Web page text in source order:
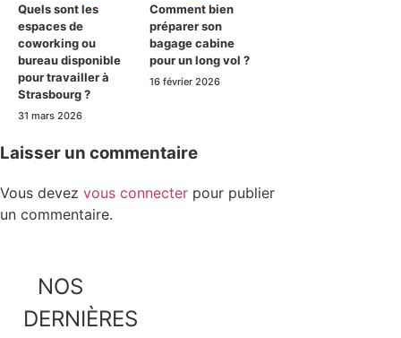
Quels sont les
espaces de
coworking ou
bureau disponible
pour travailler à
Strasbourg ?
31 mars 2026
Comment bien
préparer son
bagage cabine
pour un long vol ?
16 février 2026
Laisser un commentaire
Vous devez vous connecter pour publier
un commentaire.
NOS
DERNIÈRES